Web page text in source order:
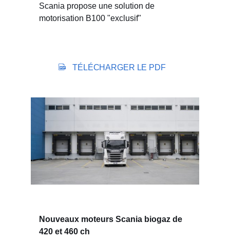
Scania propose une solution de
motorisation B100 "exclusif"
TÉLÉCHARGER LE PDF
Nouveaux moteurs Scania biogaz de
420 et 460 ch